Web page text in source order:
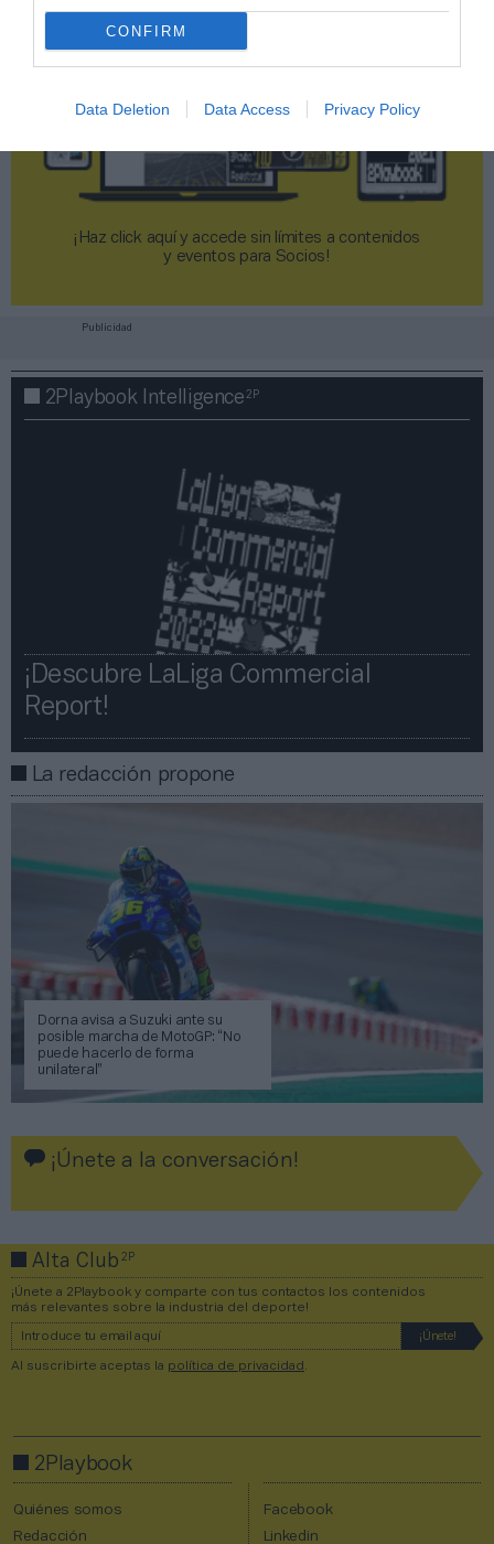
CONFIRM
Data Deletion Data Access Privacy Policy
¡Haz click aquí y accede sin límites a contenidos
y eventos para Socios!​​​​​​​
Publicidad
2Playbook Intelligence2P
¡Descubre LaLiga Commercial
Report!​​
La redacción propone
Dorna avisa a Suzuki ante su
posible marcha de MotoGP: “No
puede hacerlo de forma
unilateral”
¡Únete a la conversación!
Alta Club2P
¡Únete a 2Playbook y comparte con tus contactos los contenidos
más relevantes sobre la industria del deporte!
Al suscribirte aceptas la política de privacidad .
2Playbook
Quiénes somos
Redacción
Facebook
Linkedin